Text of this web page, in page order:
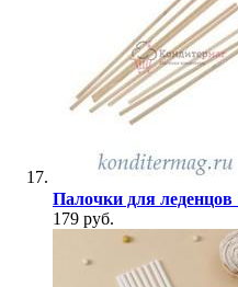
Палочки для леденцов
179 руб.